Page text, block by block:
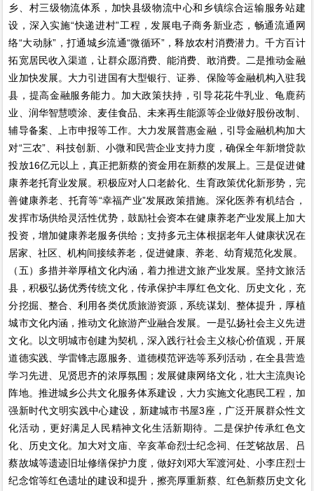
乡、村三级物流体系，加快县级物流中心和乡镇综合运输服务站建
设，深入实施“快递进村”工程，发展电子商务新业态，畅通流通网
络“大动脉”，打通城乡流通“微循环”，释放农村消费潜力。千方百计
拓宽居民收入渠道，让群众愿消费、能消费、敢消费。二是推动金融
业加快发展。大力引进国有大型银行、证券、保险等金融机构入驻我
县，提高金融服务能力。加大政策扶持，引导花花牛乳业、龟鹿药
业、润华智慧喷涂、麦佳食品、未来再生能源等企业做好股份改制、
辅导备案、上市申报等工作。大力发展普惠金融，引导金融机构加大
对“三农”、科技创新、小微和民营企业支持力度，确保全年新增贷款
投放16亿元以上，真正把新蔡的资金用在新蔡的发展上。三是促进健
康养老托育业发展。积极应对人口老龄化、生育政策优化新形势，完
善健康养老、托育等“幸福产业”发展政策措施。深化医养有机结合，
发挥市场供给灵活性优势，鼓励社会资本在健康养老产业发展上加大
投资，增加健康养老服务供给；支持多元主体根据老年人健康状况在
居家、社区、机构间接续养老，促进健康、养老、幼育规范化发展。
（五）多措并举厚植文化内涵，着力推进文旅产业发展。坚持文旅活
县，积极弘扬优秀传统文化，传承保护丰厚红色文化、历史文化，充
分挖掘、整合、利用各类优质旅游资源，系统谋划、整体提升，厚植
城市文化内涵，推动文化旅游产业融合发展。一是弘扬社会主义先进
文化。以文明城市创建为契机，深入践行社会主义核心价值观，开展
道德实践、学雷锋志愿服务、道德模范评选等系列活动，在全县营造
学习先进、见贤思齐的浓厚氛围；发展健康网络文化，壮大主流舆论
阵地。推进城乡公共文化服务体系建设，大力实施文化惠民工程，加
强新时代文明实践中心建设，新建城市书屋3座，广泛开展群众性文
化活动，更好满足人民精神文化生活新期待。二是保护传承红色文
化、历史文化。加大对文庙、辛亥革命烈士纪念祠、任芝铭故居、吕
蔡故城等遗迹旧址修缮保护力度，做好刘邓大军渡河处、小李庄烈士
纪念馆等红色遗址的建设和提升，擦亮厚重新蔡、红色新蔡历史文化